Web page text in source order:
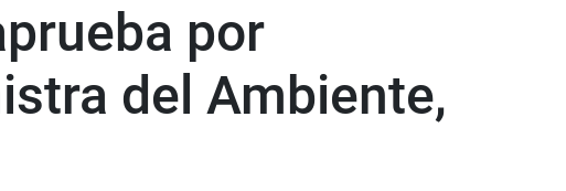
por
del Ambiente,